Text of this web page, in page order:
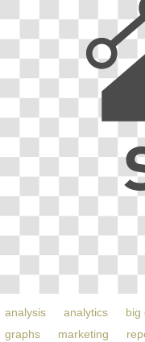
analysis analytics big
graphs
marketing